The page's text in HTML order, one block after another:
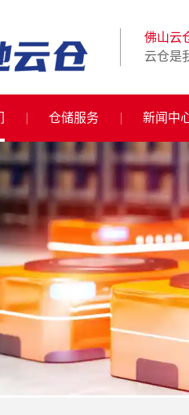
佛山云
云仓是
仓储服务 新闻中